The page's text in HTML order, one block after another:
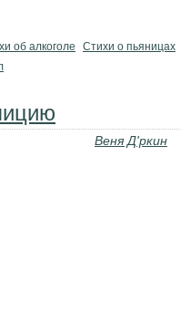
об алкоголе
Стихи о пьяницах
Веня Д'ркин